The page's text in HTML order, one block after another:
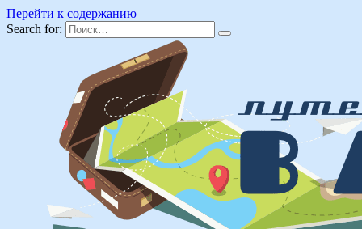
Перейти к содержанию
Search for: